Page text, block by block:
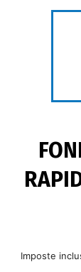
Imposte